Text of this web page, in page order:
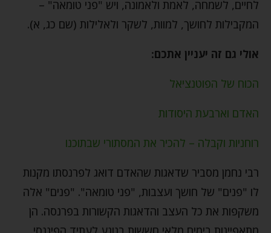
לחיים, לשמחה, לאמת ולאמונה, ויש "פני טומאה" –
המקבילות לחושך, למוות, לשקר ולאלילות (שם כג, א).
אולי גם זה יעניין אתכם:
הכוח של הפוטנציאל
האדם וארבעת היסודות
רוחניות וקבלה – להכיר את המסתורי שבתוכנו
רבי נחמן מסביר שדאגות שהאדם דואג לפרנסתו מקנות
לו "פנים" של חושך ועצבות, "פני טומאה". "פנים" אלה
משקפות את כל העצב והדאגות הקשורות בפרנסה. הן